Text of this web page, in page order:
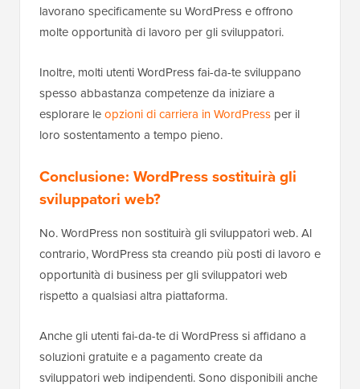
lavorano specificamente su WordPress e offrono
molte opportunità di lavoro per gli sviluppatori.
Inoltre, molti utenti WordPress fai-da-te sviluppano
spesso abbastanza competenze da iniziare a
esplorare leopzioni di carriera in WordPress per il
loro sostentamento a tempo pieno.
Conclusione: WordPress sostituirà gli
sviluppatori web?
No. WordPress non sostituirà gli sviluppatori web. Al
contrario, WordPress sta creando più posti di lavoro e
opportunità di business per gli sviluppatori web
rispetto a qualsiasi altra piattaforma.
Anche gli utenti fai-da-te di WordPress si affidano a
soluzioni gratuite e a pagamento create da
sviluppatori web indipendenti. Sono disponibili anche